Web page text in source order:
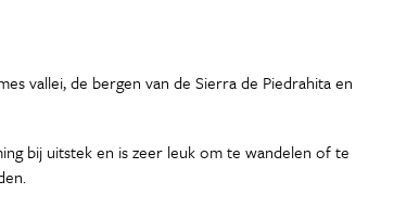
vallei, de bergen van de Sierra de Piedrahita en
bij uitstek en is zeer leuk om te wandelen of te